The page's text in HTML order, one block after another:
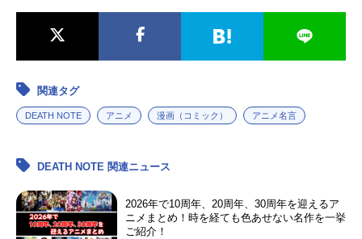
関連タグ
DEATH NOTE アニメ 漫画（コミック） アニメ名言
DEATH NOTE 関連ニュース
2026年で10周年、20周年、30周年を迎えるア
ニメまとめ！時を経ても色あせない名作を一挙
ご紹介！